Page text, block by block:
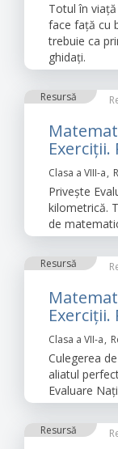
Totul în
face față cu
trebuie ca
ghidați.
Resursă
Exerciții.
Clasa a VIII-a
Privește
kilometrică.
de
Resursă
Exerciții.
Clasa a VII-a
Culegerea
aliatul
Evaluare
Resursă